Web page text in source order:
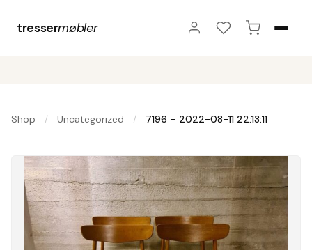
tressermøbler
Shop / Uncategorized / 7196 – 2022-08-11 22:13:11